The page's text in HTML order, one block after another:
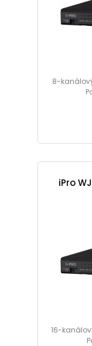
8-
iPro
16-